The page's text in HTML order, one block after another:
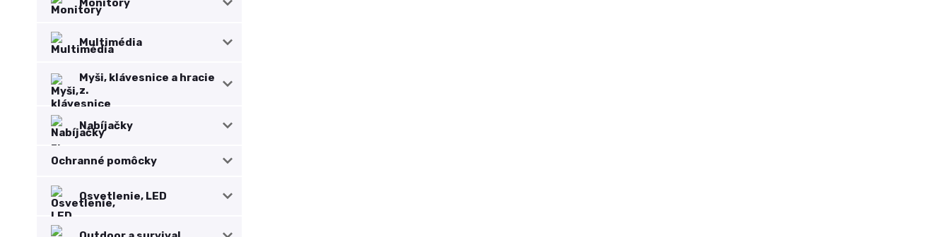
Monitory
Multimédia
Myši, klávesnice a hracie
z.
Nabíjačky
Ochranné pomôcky
Osvetlenie, LED